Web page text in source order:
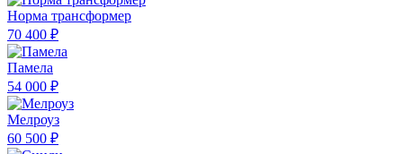
Норма трансформер
70 400 ₽
Памела
54 000 ₽
Мелроуз
60 500 ₽